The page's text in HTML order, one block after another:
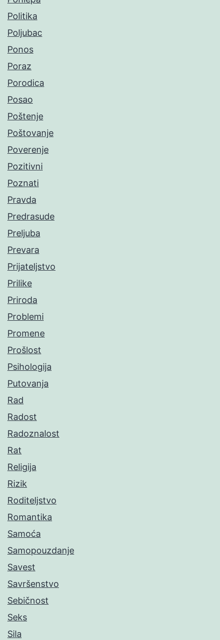
Politika
Poljubac
Ponos
Poraz
Porodica
Posao
Poštenje
Poštovanje
Poverenje
Pozitivni
Poznati
Pravda
Predrasude
Preljuba
Prevara
Prijateljstvo
Prilike
Priroda
Problemi
Promene
Prošlost
Psihologija
Putovanja
Rad
Radost
Radoznalost
Rat
Religija
Rizik
Roditeljstvo
Romantika
Samoća
Samopouzdanje
Savest
Savršenstvo
Sebičnost
Seks
Sila